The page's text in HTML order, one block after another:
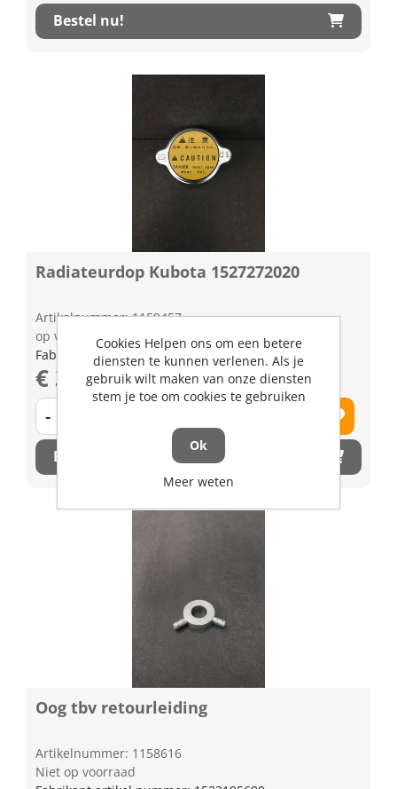
Bestel nu!
Radiateurdop Kubota 1527272020
Artikelnummer: 1159457
op voorraad | 3-5 dagen levertijd
Fabrikant artikel nummer: 1527272020
€ 39,45 excl. BTW
-
Bestel nu!
Oog tbv retourleiding
Artikelnummer: 1158616
Niet op voorraad
Cookies Helpen ons om een betere
diensten te kunnen verlenen. Als je
gebruik wilt maken van onze diensten
stem je toe om cookies te gebruiken
Ok
Meer weten